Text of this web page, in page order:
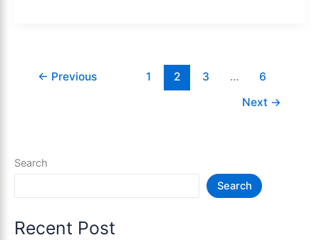
जगह
← Previous 1 2 3 …
6
Next →
Search
Search
Recent Post